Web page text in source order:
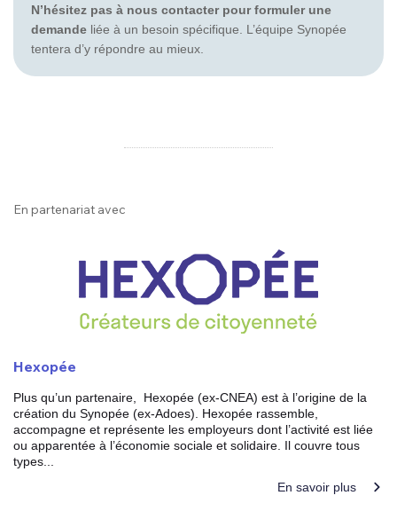
N’hésitez pas à nous contacter pour formuler une
demande liée à un besoin spécifique. L’équipe Synopée
tentera d’y répondre au mieux.
En partenariat avec
Hexopée
Plus qu’un partenaire, Hexopée (ex-CNEA) est à l’origine de la
création du Synopée (ex-Adoes). Hexopée rassemble,
accompagne et représente les employeurs dont l’activité est liée
ou apparentée à l’économie sociale et solidaire. Il couvre tous
types...
En savoir plus